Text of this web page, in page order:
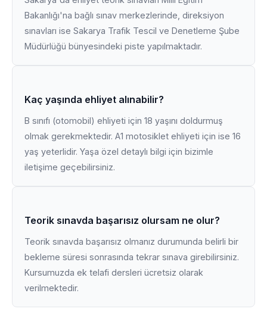
Bakanlığı'na bağlı sınav merkezlerinde, direksiyon
sınavları ise Sakarya Trafik Tescil ve Denetleme Şube
Müdürlüğü bünyesindeki piste yapılmaktadır.
Kaç yaşında ehliyet alınabilir?
B sınıfı (otomobil) ehliyeti için 18 yaşını doldurmuş
olmak gerekmektedir. A1 motosiklet ehliyeti için ise 16
yaş yeterlidir. Yaşa özel detaylı bilgi için bizimle
iletişime geçebilirsiniz.
Teorik sınavda başarısız olursam ne olur?
Teorik sınavda başarısız olmanız durumunda belirli bir
bekleme süresi sonrasında tekrar sınava girebilirsiniz.
Kursumuzda ek telafi dersleri ücretsiz olarak
verilmektedir.